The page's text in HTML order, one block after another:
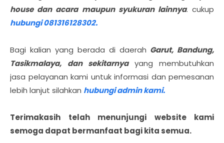
house dan acara maupun syukuran lainnya. cukup
hubungi 081316128302.
Bagi kalian yang berada di daerah Garut, Bandung,
Tasikmalaya, dan sekitarnya yang membutuhkan
jasa pelayanan kami untuk informasi dan pemesanan
lebih lanjut silahkan hubungi admin kami.
Terimakasih telah menunjungi website kami
semoga dapat bermanfaat bagi kita semua.